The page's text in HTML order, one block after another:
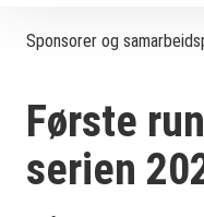
Sponsorer og
Første
serien